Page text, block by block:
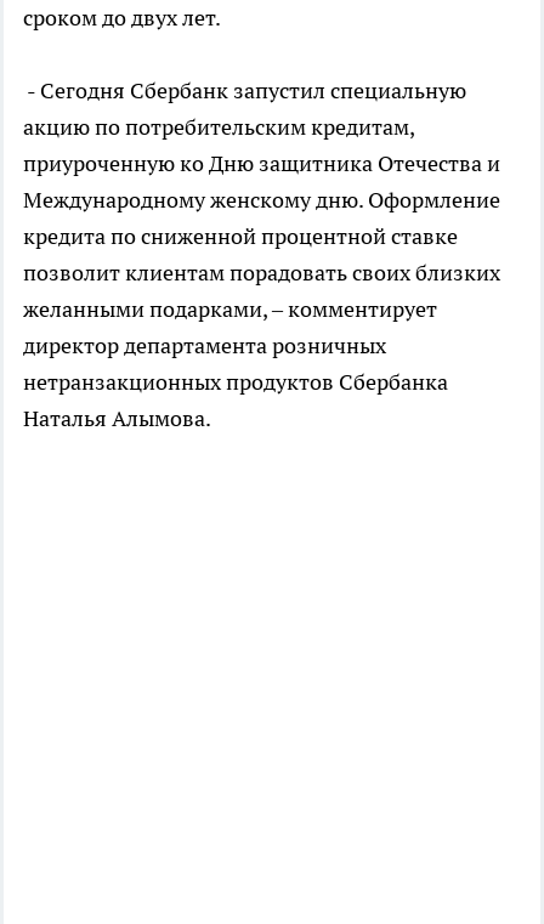
сроком до двух лет.
- Сегодня Сбербанк запустил специальную
акцию по потребительским кредитам,
приуроченную ко Дню защитника Отечества и
Международному женскому дню. Оформление
кредита по сниженной процентной ставке
позволит клиентам порадовать своих близких
желанными подарками, – комментирует
директор департамента розничных
нетранзакционных продуктов Сбербанка
Наталья Алымова.